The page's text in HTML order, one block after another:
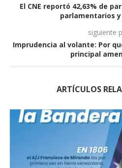
El CNE reportó 42,63% de
parlamentarios
siguiente
Imprudencia al volante: Por
principal
ARTÍCULOS